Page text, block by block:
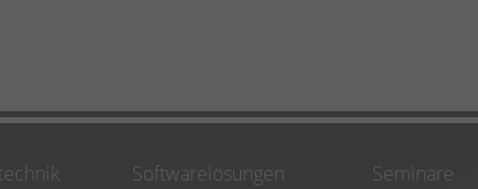
Softwarelösungen Seminare